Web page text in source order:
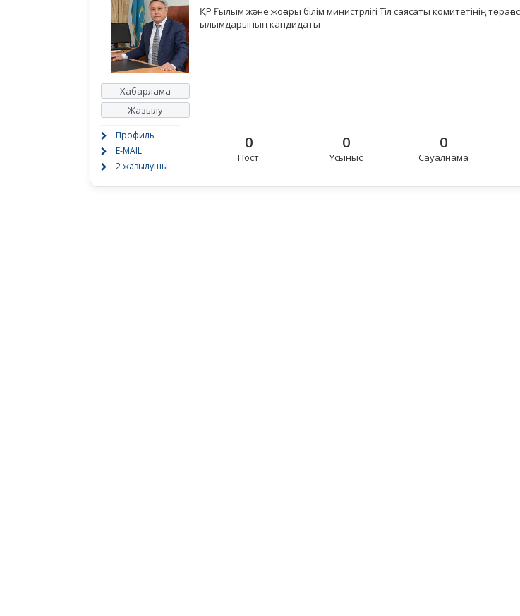
Хабарлама
Жазылу
Профиль
E-MAIL
2 жазылушы
ҚР Ғылым және жоғары білім министрлігі Тіл саясаты комитетінің
ғылымдарының кандидаты
0
Пост
0
Ұсыныс
0
Сауалнама